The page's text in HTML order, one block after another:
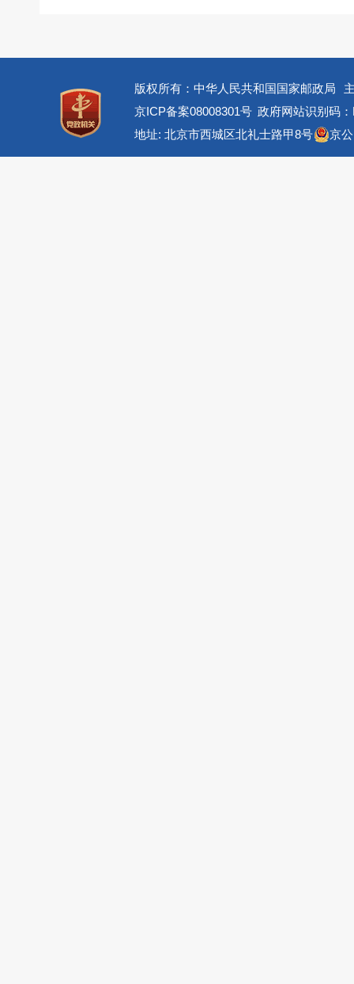
版权所有：中华人民共和国国家邮政局
京ICP备案08008301号 政府网站识别码
地址: 北京市西城区北礼士路甲8号
京